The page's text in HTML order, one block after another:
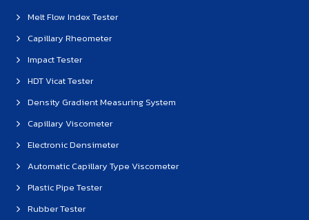
Melt Flow Index Tester
Capillary Rheometer
Impact Tester
HDT Vicat Tester
Density Gradient Measuring System
Capillary Viscometer
Electronic Densimeter
Automatic Capillary Type Viscometer
Plastic Pipe Tester
Rubber Tester